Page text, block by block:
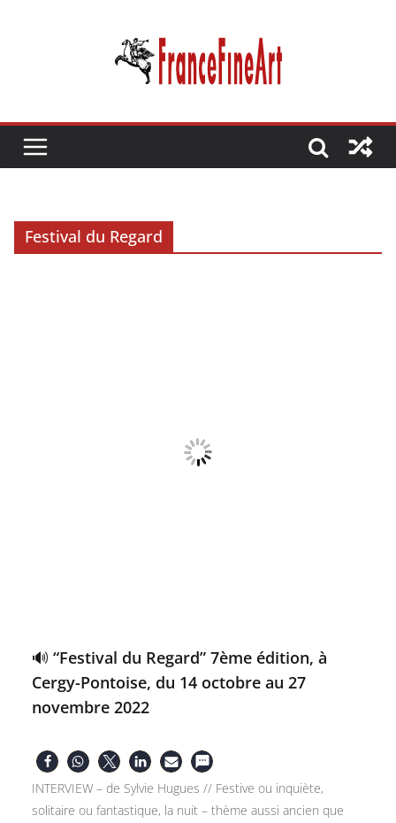
Festival du Regard
🔊 “Festival du Regard” 7ème édition, à
Cergy-Pontoise, du 14 octobre au 27
novembre 2022
INTERVIEW – de Sylvie Hugues // Festive ou inquiète,
solitaire ou fantastique, la nuit – thème aussi ancien que